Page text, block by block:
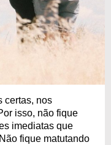
certas, nos
isso, não fique
imediatas que
fique matutando